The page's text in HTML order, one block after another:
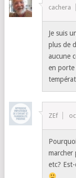
cachera
Je suis
plus de
aucune
en porte
ZEf
marcher
etc?